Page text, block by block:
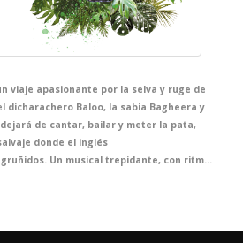
viaje apasionante por la selva y ruge de
dicharachero Baloo, la sabia Bagheera y
de cantar, bailar y meter la pata,
donde el inglés
se aprende entre risas y gruñidos. Un musical trepidante, con ritmos pegadizos, diálogos chispeantes y lleno de sorpresas. ¡Ven a la jungla y descubre que estudiar inglés puede ser lo más animal del curso! Aaaaaaaauuuuuuuuuuuu...!!!!!!!!!!!!